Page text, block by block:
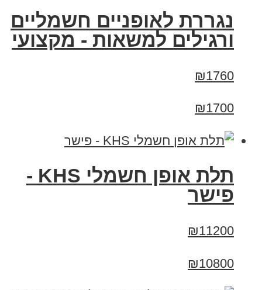
נגררת לאופניים חשמליים
ורגילים למשאות - מקצועי
₪1760
₪1700
תלת אופן חשמלי KHS -
פישר
₪11200
₪10800